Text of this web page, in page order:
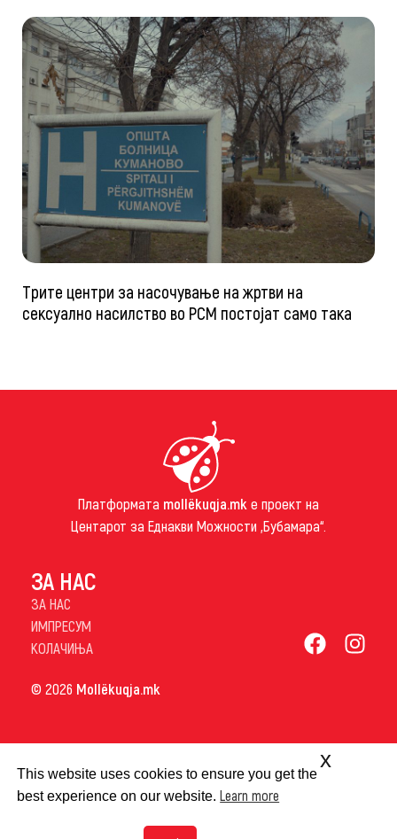
Трите центри за насочување на жртви на
сексуално насилство во РСМ постојат само така
Платформата mollëkuqja.mk е проект на
Центарот за Еднакви Можности „Бубамара“.
ЗА НАС
ЗА НАС
ИМПРЕСУМ
КОЛАЧИЊА
© 2026 Mollëkuqja.mk
This website uses cookies to ensure you get the
best experience on our website. Learn more
x